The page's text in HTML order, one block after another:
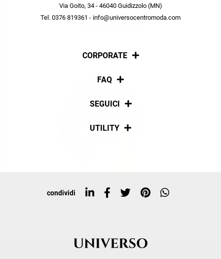
Via Goito, 34 - 46040 Guidizzolo (MN)
Tel. 0376 819361 - info@universocentromoda.com
CORPORATE
Chi siamo
FAQ
Pagamenti
SEGUICI
Social
UTILITY
Top ricerche
condividi
scopri in anteprima le offerte in esclusiva a te riservate.
ISCRIVITI